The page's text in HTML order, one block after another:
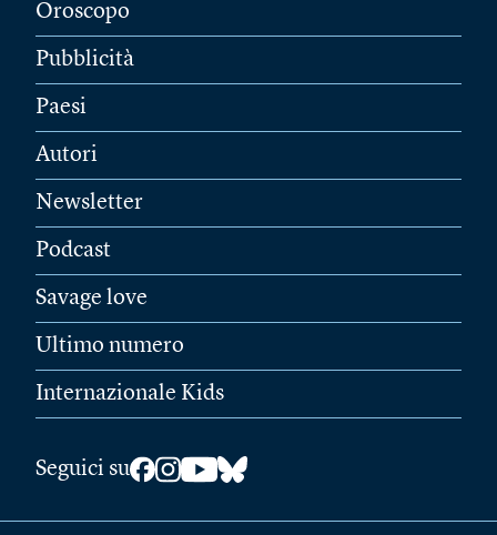
Oroscopo
Pubblicità
Paesi
Autori
Newsletter
Podcast
Savage love
Ultimo numero
Internazionale Kids
Seguici su